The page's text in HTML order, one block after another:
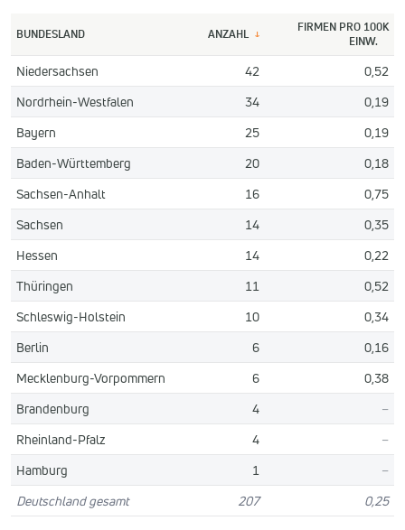
BUNDESLAND ANZAHL ↓
FIRMEN PRO 100K
EINW.
Niedersachsen 42
0,52
Nordrhein-Westfalen
34
0,19
Bayern
25
0,19
Baden-Württemberg
20
0,18
Sachsen-Anhalt
16
0,75
Sachsen
14
0,35
Hessen
14
0,22
Thüringen
11
0,52
Schleswig-Holstein
10
0,34
Berlin
6
0,16
Mecklenburg-Vorpommern
6
0,38
Brandenburg
4
–
Rheinland-Pfalz
4
–
Hamburg
1
–
Deutschland gesamt
207 0,25